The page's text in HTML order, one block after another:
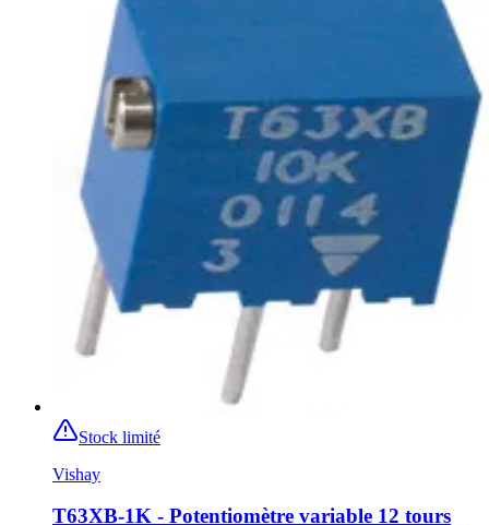
Stock limité
Vishay
T63XB-1K - Potentiomètre variable 12 tours